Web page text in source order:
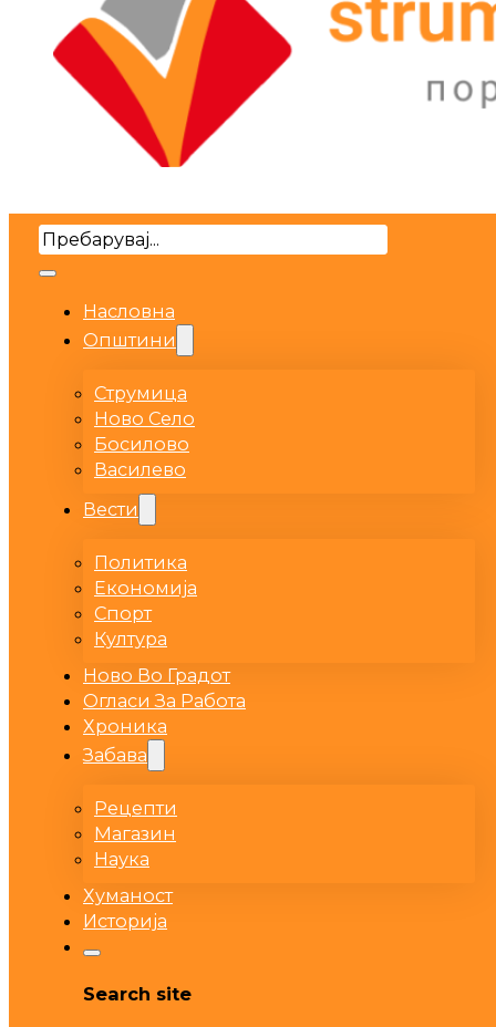
Search
Насловна
Општини
Струмица
Ново Село
Босилово
Василево
Вести
Политика
Економија
Спорт
Култура
Ново Во Градот
Огласи За Работа
Хроника
Забава
Рецепти
Магазин
Наука
Хуманост
Историја
Search site